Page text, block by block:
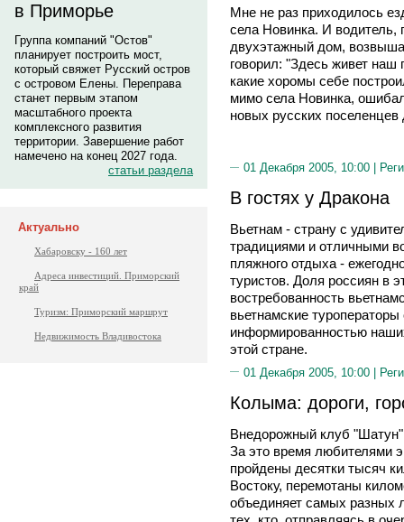
в Приморье
Группа компаний "Остов"
планирует построить мост,
который свяжет Русский остров
с островом Елены. Переправа
станет первым этапом
масштабного проекта
комплексного развития
территории. Завершение работ
намечено на конец 2027 года.
статьи раздела
Актуально
Хабаровску - 160 лет
Адреса инвестиций. Приморский
край
Туризм: Приморский маршрут
Недвижимость Владивостока
Мне не раз приходилось
села Новинка. И водитель,
двухэтажный дом,
говорил: "Здесь живет
какие хоромы себе
мимо села Новинка,
новых русских поселенцев
01 Декабря 2005, 10:00 |
В гостях у Дракона
Вьетнам - страну с
традициями и отличными
пляжного отдыха -
туристов. Доля россиян в
востребованность
вьетнамские
информированностью
этой стране.
01 Декабря 2005, 10:00 |
Колыма: дороги,
Внедорожный клуб "Шатун"
За это время любителями
пройдены десятки тысяч
Востоку, перемотаны
объединяет самых разных